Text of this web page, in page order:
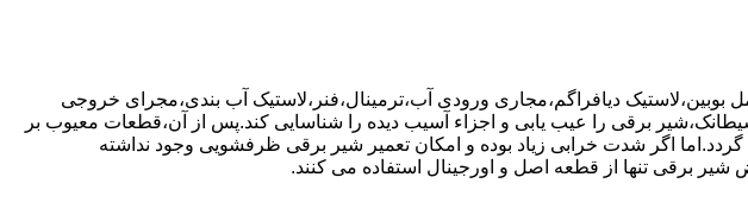
دیافراگم،مجاری ورودی آب،ترمینال،فنر،لاستیک آب بندی،مجرای خروجی
برقی را عیب یابی و اجزاء آسیب دیده را شناسایی کند.پس از آن،قطعات معیوب بر
اگر شدت خرابی زیاد بوده و امکان تعمیر شیر برقی ظرفشویی وجود نداشته
برقی تنها از قطعه اصل و اورجینال استفاده می کنند.